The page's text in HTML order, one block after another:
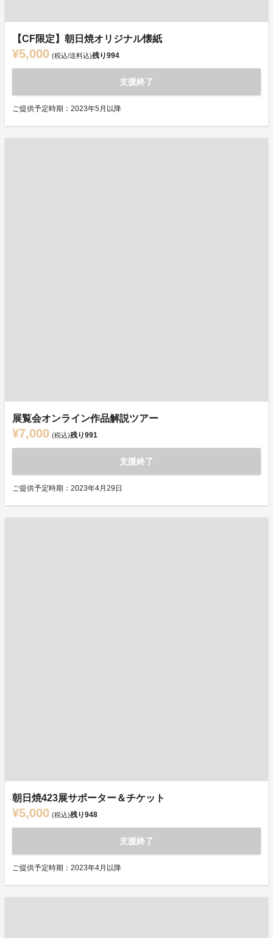
【CF限定】朝日焼オリジナル懐紙
¥5,000 (税込/送料込)残り994
支援終了
ご提供予定時期：2023年5月以降
展覧会オンライン作品解説ツアー
¥7,000 (税込)残り991
支援終了
ご提供予定時期：2023年4月29日
朝日焼423展サポーター＆チケット
¥5,000 (税込)残り948
支援終了
ご提供予定時期：2023年4月以降